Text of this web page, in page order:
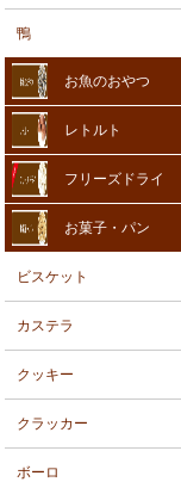
鴨
お魚のおやつ
レトルト
フリーズドライ
お菓子・パン
ビスケット
カステラ
クッキー
クラッカー
ボーロ